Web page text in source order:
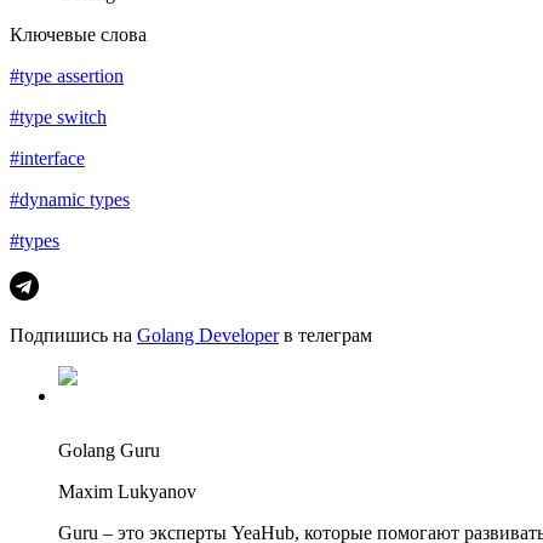
Ключевые слова
#type assertion
#type switch
#interface
#dynamic types
#types
Подпишись на Golang Developerв телеграм
Golang Guru
Maxim Lukyanov
Guru – это эксперты YeaHub, которые помогают